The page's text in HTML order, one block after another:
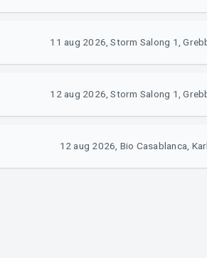
11 aug 2026, Storm Salong 1,
12 aug 2026, Storm Salong 1,
12 aug 2026, Bio Casablanca,